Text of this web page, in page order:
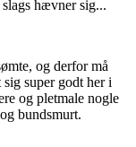
hævner sig...
og derfor må
super godt her i
og pletmale nogle
bundsmurt.